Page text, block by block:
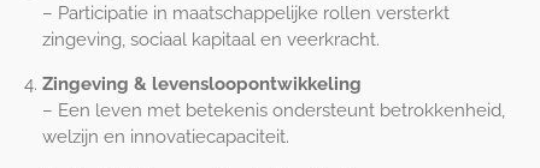
– Participatie in maatschappelijke rollen versterkt
zingeving, sociaal kapitaal en veerkracht.
Zingeving & levensloopontwikkeling
– Een leven met betekenis ondersteunt betrokkenheid,
welzijn en innovatiecapaciteit.